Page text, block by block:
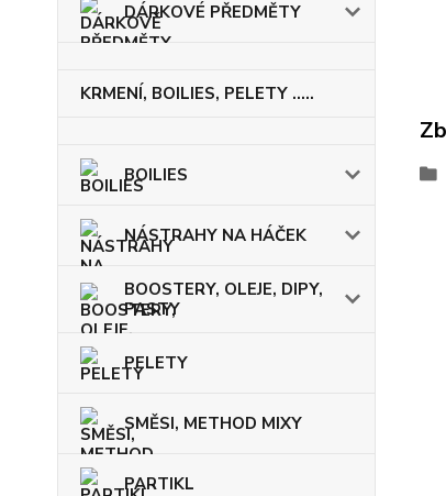
DÁRKOVÉ PŘEDMĚTY
KRMENÍ, BOILIES, PELETY .....
BOILIES
NÁSTRAHY NA HÁČEK
BOOSTERY, OLEJE, DIPY,
PASTY
PELETY
SMĚSI, METHOD MIXY
PARTIKL